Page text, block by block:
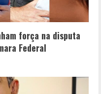
força na disputa
Federal